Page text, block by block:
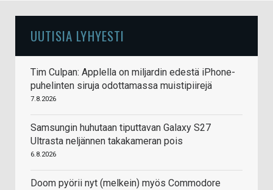
UUTISIA LYHYESTI
Tim Culpan: Applella on miljardin edestä iPhone-
puhelinten siruja odottamassa muistipiirejä
7.8.2026
Samsungin huhutaan tiputtavan Galaxy S27
Ultrasta neljännen takakameran pois
6.8.2026
Doom pyörii nyt (melkein) myös Commodore